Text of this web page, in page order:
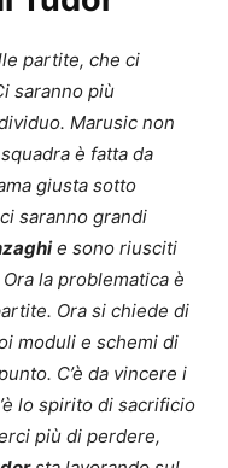
partite, che ci
saranno più
Marusic non
è fatta da
giusta sotto
saranno grandi
e sono riusciti
la problematica è
Ora si chiede di
moduli e schemi di
C’è da vincere i
lo spirito di sacrificio
più di perdere,